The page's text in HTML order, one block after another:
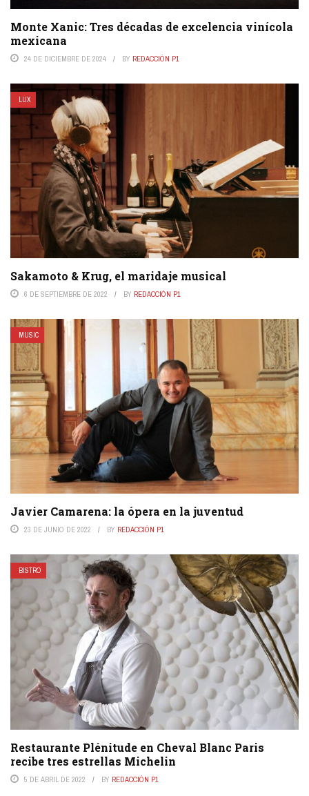
Monte Xanic: Tres décadas de excelencia vinícola
mexicana
24 DE DICIEMBRE DE 2024 BY REDACCIÓN P1
LUX
Sakamoto & Krug, el maridaje musical
6 DE SEPTIEMBRE DE 2022 BY REDACCIÓN P1
MUSIC
Javier Camarena: la ópera en la juventud
23 DE JUNIO DE 2022 BY REDACCIÓN P1
BISTRO
Restaurante Plénitude en Cheval Blanc Paris
recibe tres estrellas Michelin
5 DE ABRIL DE 2022 BY REDACCIÓN P1